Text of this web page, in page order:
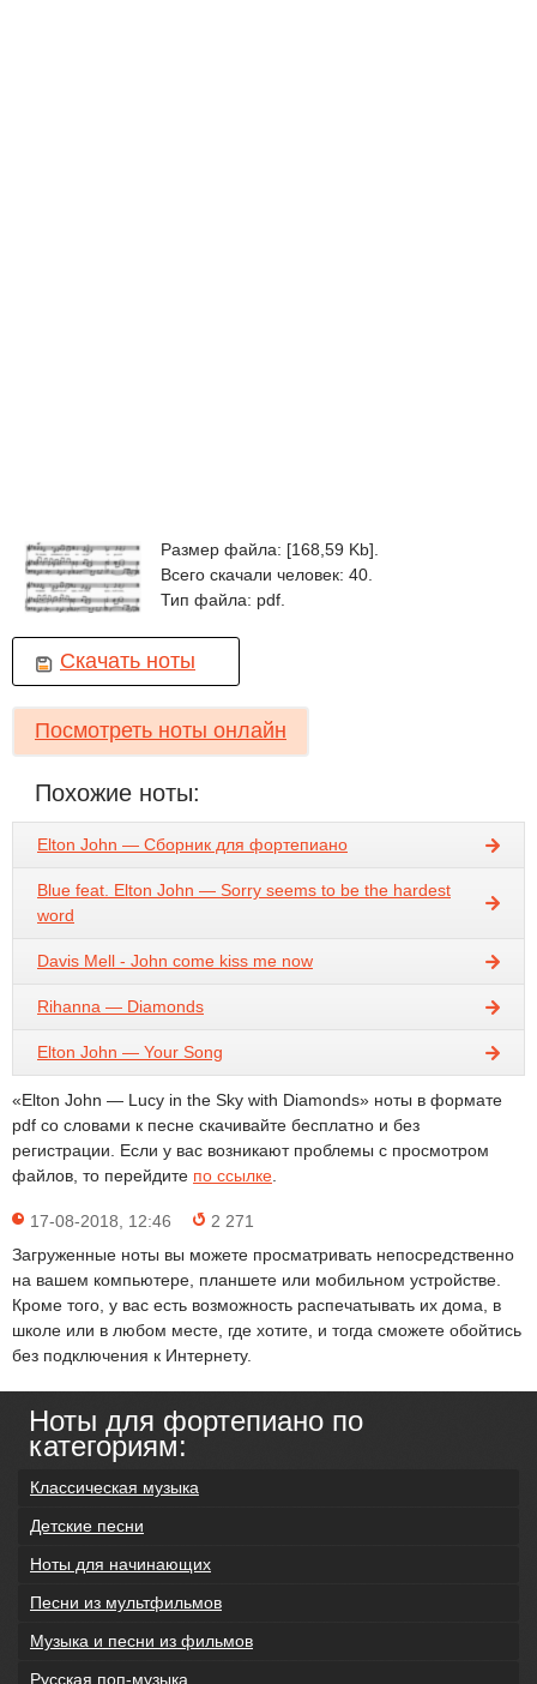
Размер файла: [168,59 Kb].
Всего скачали человек: 40.
Тип файла: pdf.
Скачать ноты
Посмотреть ноты онлайн
Похожие ноты:
Elton John — Сборник для фортепиано
Blue feat. Elton John — Sorry seems to be the hardest
word
Davis Mell - John come kiss me now
Rihanna — Diamonds
Elton John — Your Song
«Elton John — Lucy in the Sky with Diamonds» ноты в формате
pdf со словами к песне скачивайте бесплатно и без
регистрации. Если у вас возникают проблемы с просмотром
файлов, то перейдите по ссылке
17-08-2018, 12:46
2 271
Загруженные ноты вы можете просматривать непосредственно
на вашем компьютере, планшете или мобильном устройстве.
Кроме того, у вас есть возможность распечатывать их дома, в
школе или в любом месте, где хотите, и тогда сможете обойтись
без подключения к Интернету.
Ноты для фортепиано по
категориям:
Классическая музыка
Детские песни
Ноты для начинающих
Песни из мультфильмов
Музыка и песни из фильмов
Русская поп-музыка